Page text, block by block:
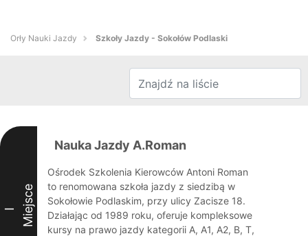
Orły Nauki Jazdy Szkoły Jazdy - Sokołów Podlaski
I Miejsce
Nauka Jazdy A.Roman
Ośrodek Szkolenia Kierowców Antoni Roman
to renomowana szkoła jazdy z siedzibą w
Sokołowie Podlaskim, przy ulicy Zacisze 18.
Działając od 1989 roku, oferuje kompleksowe
kursy na prawo jazdy kategorii A, A1, A2, B, T,